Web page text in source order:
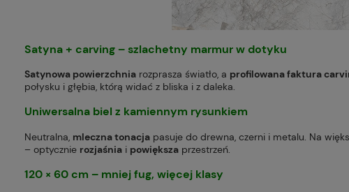
Satyna + carving – szlachetny marmur w dotyku
Satynowa powierzchnia rozprasza światło, a profilowana faktura
połysku i głębia, którą widać z bliska i z daleka.
Uniwersalna biel z kamiennym rysunkiem
Neutralna, mleczna tonacja pasuje do drewna, czerni i metalu. Na
– optycznie rozjaśnia i powiększa przestrzeń.
120 × 60 cm – mniej fug, więcej klasy